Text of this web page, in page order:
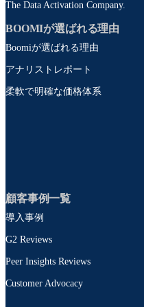
The Data Activation Company.
BOOMIが選ばれる理由
Boomiが選ばれる理由
アナリストレポート
柔軟で明確な価格体系
顧客事例一覧
導入事例
G2 Reviews
Peer Insights Reviews
Customer Advocacy